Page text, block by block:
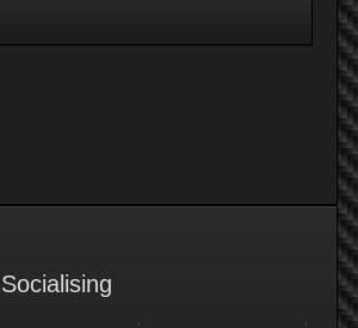
Socialising